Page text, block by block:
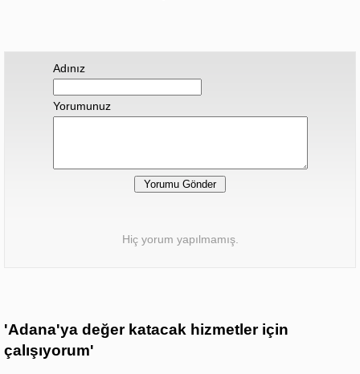
Adınız
Yorumunuz
Hiç yorum yapılmamış.
'Adana'ya değer katacak hizmetler için
çalışıyorum'